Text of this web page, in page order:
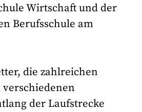
Wirtschaft und der
Berufsschule am
die zahlreichen
verschiedenen
der Laufstrecke